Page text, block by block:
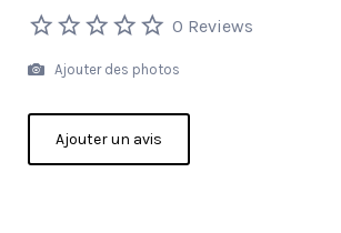
0 Reviews
Ajouter des photos
Ajouter un avis